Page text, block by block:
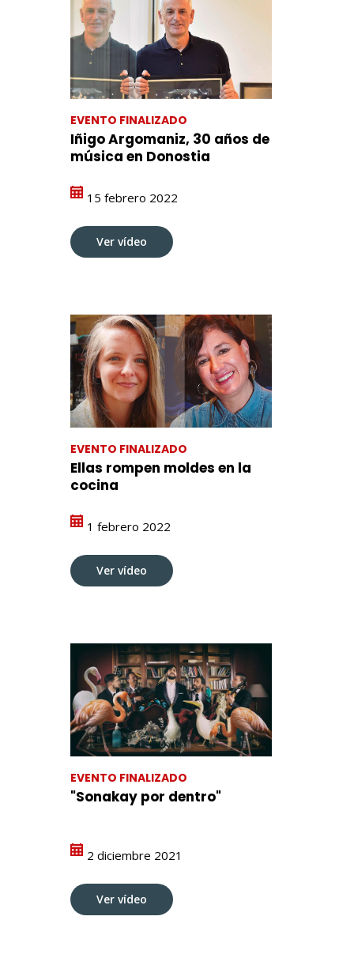
EVENTO FINALIZADO
Iñigo Argomaniz, 30 años de
música en Donostia
15 febrero 2022
Ver vídeo
EVENTO FINALIZADO
Ellas rompen moldes en la
cocina
1 febrero 2022
Ver vídeo
EVENTO FINALIZADO
"Sonakay por dentro"
2 diciembre 2021
Ver vídeo